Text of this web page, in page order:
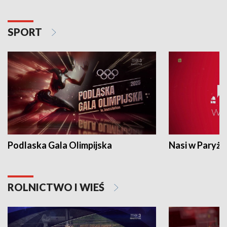
SPORT
Podlaska Gala Olimpijska Nasi w Paryżu
ROLNICTWO I WIEŚ